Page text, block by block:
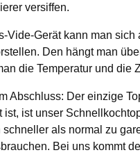
versiffen.
Vide-Gerät kann man
Den hängt man
die Temperatur und die
Abschluss: Der einzige
ist, ist unser
schneller als normal zu
Bei uns kommt